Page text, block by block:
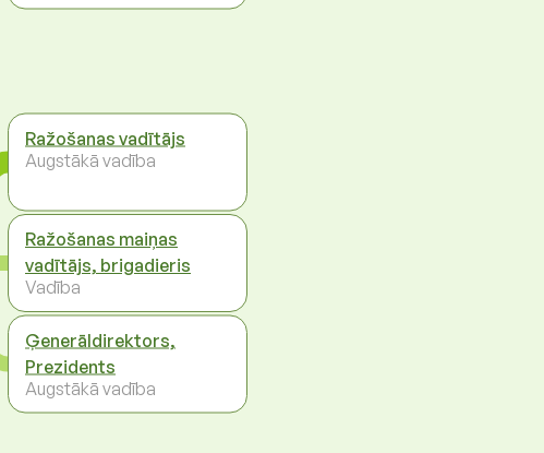
Ražošanas vadītājs
Augstākā vadība
Ražošanas maiņas
vadītājs, brigadieris
Vadība
Ģenerāldirektors,
Prezidents
Augstākā vadība